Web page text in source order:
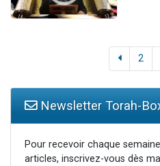
2
Newsletter Torah-
Pour recevoir chaque
articles, inscrivez-vous dès